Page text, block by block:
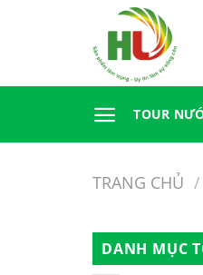
TOUR
TRANG CHỦ /
DANH MỤC